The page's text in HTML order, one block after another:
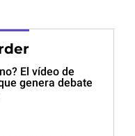
El vídeo de
genera debate